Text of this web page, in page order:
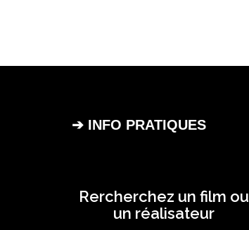
➔ INFO PRATIQUES
Rercherchez un film ou
un réalisateur